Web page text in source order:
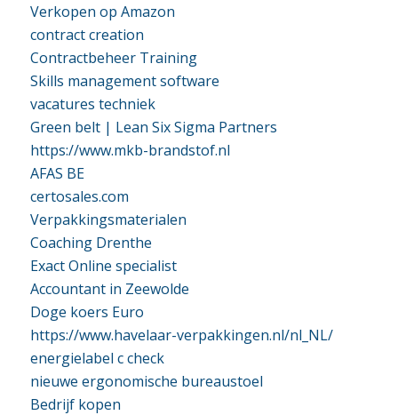
Verkopen op Amazon
contract creation
Contractbeheer Training
Skills management software
vacatures techniek
Green belt | Lean Six Sigma Partners
https://www.mkb-brandstof.nl
AFAS BE
certosales.com
Verpakkingsmaterialen
Coaching Drenthe
Exact Online specialist
Accountant in Zeewolde
Doge koers Euro
https://www.havelaar-verpakkingen.nl/nl_NL/
energielabel c check
nieuwe ergonomische bureaustoel
Bedrijf kopen